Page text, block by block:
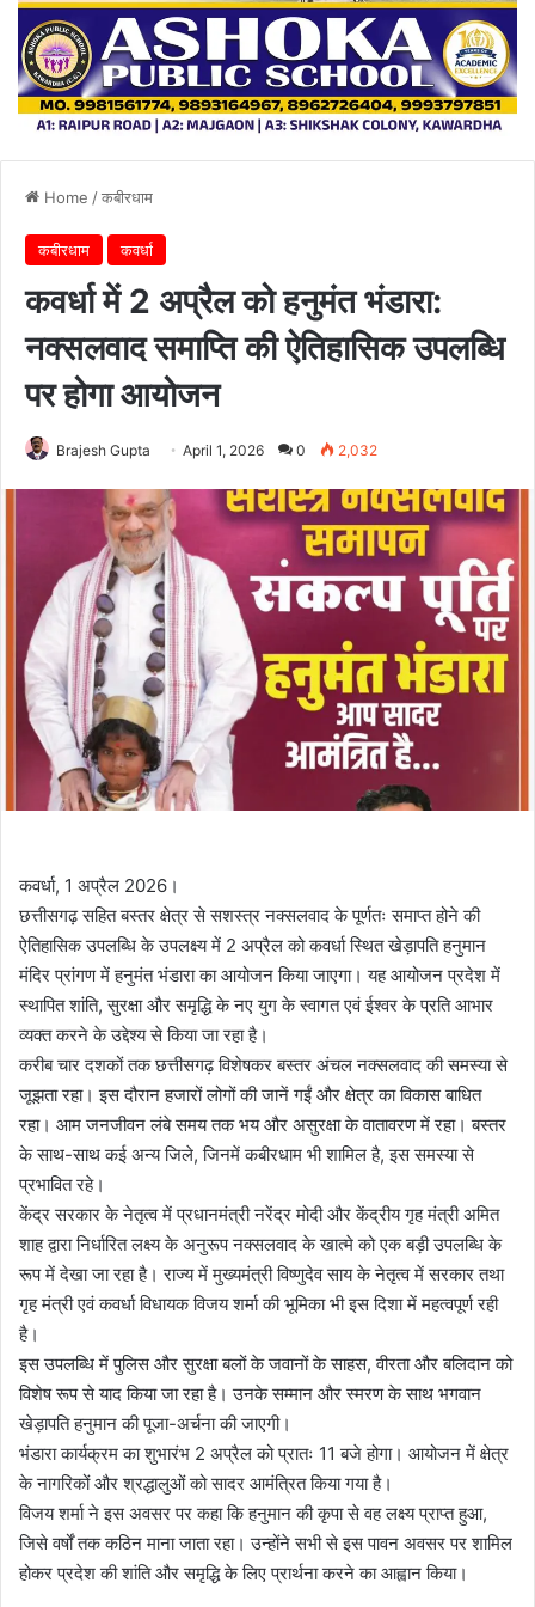
Home /कबीरधाम
कबीरधाम कवर्धा
कवर्धा में 2 अप्रैल को हनुमंत भंडारा:
नक्सलवाद समाप्ति की ऐतिहासिक उपलब्धि
पर होगा आयोजन
Brajesh Gupta April 1, 2026 0 2,032
कवर्धा, 1 अप्रैल 2026।
छत्तीसगढ़ सहित बस्तर क्षेत्र से सशस्त्र नक्सलवाद के पूर्णतः समाप्त होने की
ऐतिहासिक उपलब्धि के उपलक्ष्य में 2 अप्रैल को कवर्धा स्थित खेड़ापति हनुमान
मंदिर प्रांगण में हनुमंत भंडारा का आयोजन किया जाएगा। यह आयोजन प्रदेश में
स्थापित शांति, सुरक्षा और समृद्धि के नए युग के स्वागत एवं ईश्वर के प्रति आभार
व्यक्त करने के उद्देश्य से किया जा रहा है।
करीब चार दशकों तक छत्तीसगढ़ विशेषकर बस्तर अंचल नक्सलवाद की समस्या से
जूझता रहा। इस दौरान हजारों लोगों की जानें गईं और क्षेत्र का विकास बाधित
रहा। आम जनजीवन लंबे समय तक भय और असुरक्षा के वातावरण में रहा। बस्तर
के साथ-साथ कई अन्य जिले, जिनमें कबीरधाम भी शामिल है, इस समस्या से
प्रभावित रहे।
केंद्र सरकार के नेतृत्व में प्रधानमंत्री नरेंद्र मोदी और केंद्रीय गृह मंत्री अमित
शाह द्वारा निर्धारित लक्ष्य के अनुरूप नक्सलवाद के खात्मे को एक बड़ी उपलब्धि के
रूप में देखा जा रहा है। राज्य में मुख्यमंत्री विष्णुदेव साय के नेतृत्व में सरकार तथा
गृह मंत्री एवं कवर्धा विधायक विजय शर्मा की भूमिका भी इस दिशा में महत्वपूर्ण रही
है।
इस उपलब्धि में पुलिस और सुरक्षा बलों के जवानों के साहस, वीरता और बलिदान को
विशेष रूप से याद किया जा रहा है। उनके सम्मान और स्मरण के साथ भगवान
खेड़ापति हनुमान की पूजा-अर्चना की जाएगी।
भंडारा कार्यक्रम का शुभारंभ 2 अप्रैल को प्रातः 11 बजे होगा। आयोजन में क्षेत्र
के नागरिकों और श्रद्धालुओं को सादर आमंत्रित किया गया है।
विजय शर्मा ने इस अवसर पर कहा कि हनुमान की कृपा से वह लक्ष्य प्राप्त हुआ,
जिसे वर्षों तक कठिन माना जाता रहा। उन्होंने सभी से इस पावन अवसर पर शामिल
होकर प्रदेश की शांति और समृद्धि के लिए प्रार्थना करने का आह्वान किया।